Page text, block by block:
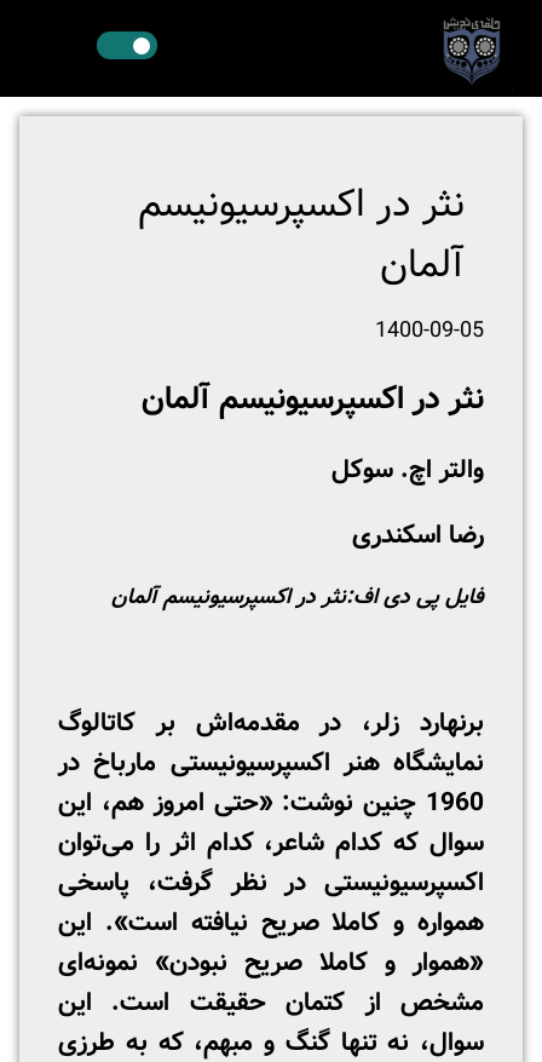
نثر در اکسپرسیونیسم
آلمان
1400-09-05
نثر در اکسپرسیونیسم آلمان
والتر اچ. سوکل
رضا اسکندری
فایل پی دی اف:نثر در اکسپرسیونیسم آلمان
برنهارد زلر، در مقدمه‌اش بر کاتالوگ
نمایشگاه هنر اکسپرسیونیستی مارباخ در
1960 چنین نوشت: «حتی امروز هم، این
سوال که کدام شاعر، کدام اثر را می‌توان
اکسپرسیونیستی در نظر گرفت، پاسخی
همواره و کاملا صریح نیافته است». این
«هموار و کاملا صریح نبودن» نمونه‌ای
مشخص از کتمان حقیقت است. این
سوال، نه تنها گنگ و مبهم، که به طرزی